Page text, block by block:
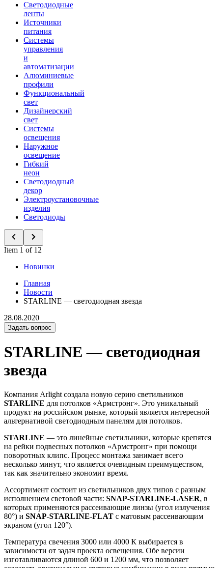
Светодиодные
ленты
Источники
питания
Системы
управления
и
автоматизации
Алюминиевые
профили
Функциональный
свет
Дизайнерский
свет
Системы
освещения
Наружное
освещение
Гибкий
неон
Светодиодный
декор
Электроустановочные
изделия
Светодиоды
Item 1 of 12
Новинки
Главная
Новости
STARLINE — светодиодная звезда
28.08.2020
Задать вопрос
STARLINE — светодиодная
звезда
Компания Arlight создала новую серию светильников
STARLINE для потолков «Армстронг». Это уникальный
продукт на российском рынке, который является интересной
альтернативой светодиодным панелям для потолков.
STARLINE — это линейные светильники, которые крепятся
на рейки подвесных потолков «Армстронг» при помощи
поворотных клипс. Процесс монтажа занимает всего
несколько минут, что является очевидным преимуществом,
так как значительно экономит время.
Ассортимент состоит из светильников двух типов с разным
исполнением световой части: SNAP-STARLINE-LASER, в
которых применяются рассеивающие линзы (угол излучения
80°) и SNAP-STARLINE-FLAT с матовым рассеивающим
экраном (угол 120°).
Температура свечения 3000 или 4000 К выбирается в
зависимости от задач проекта освещения. Обе версии
изготавливаются длиной 600 и 1200 мм, что позволяет